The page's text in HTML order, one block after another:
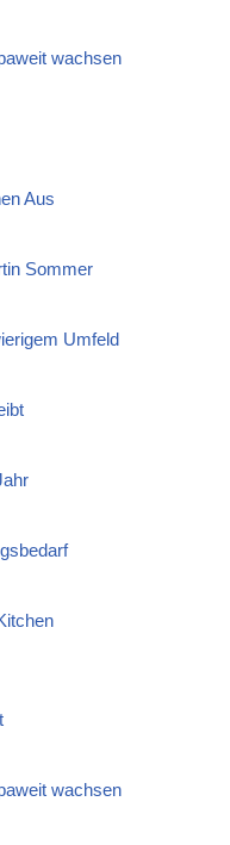
wachsen
Aus
Sommer
Umfeld
wachsen